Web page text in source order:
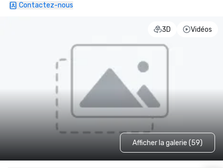
Contactez-nous
3D Vidéos
Afficher la galerie (59)